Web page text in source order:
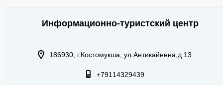
Информационно-туристский центр
186930, г.Костомукша, ул.Антикайнена,д.13
+79114329439